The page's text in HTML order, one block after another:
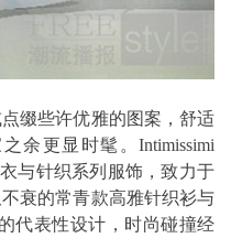
缀些许优雅的图案，舒适
余更显时髦。Intimissimi
与针织系列服饰，致力于
衰的常青款高雅针织衫与
代表性设计，时尚碰撞经